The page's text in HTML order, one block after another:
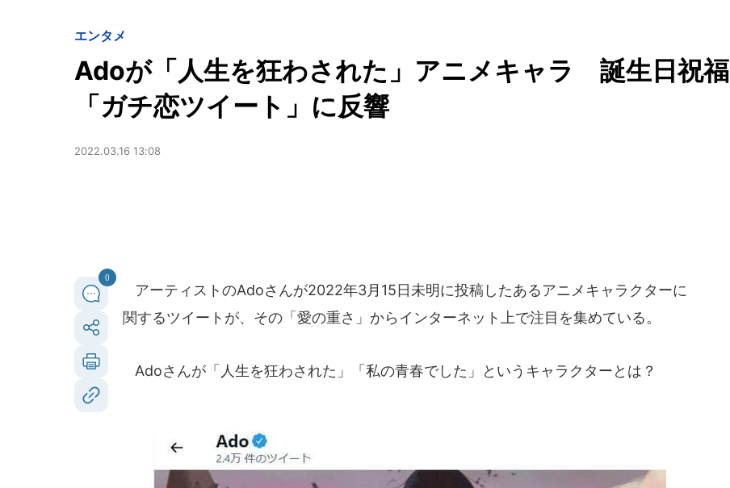
エンタメ
Adoが「人生を狂わされた」アニメキャラ 誕生日祝福
「ガチ恋ツイート」に反響
2022.03.16 13:08
0
アーティストのAdoさんが2022年3月15日未明に投稿したあるアニメキャラクターに
関するツイートが、その「愛の重さ」からインターネット上で注目を集めている。
Adoさんが「人生を狂わされた」「私の青春でした」というキャラクターとは？